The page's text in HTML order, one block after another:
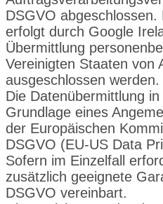
DSGVO
erfolgt durch Google
Übermittlung
Vereinigten Staaten von
ausgeschlossen werden.
Die Datenübermittlung
Grundlage eines
der Europäischen
DSGVO (EU‑US Data
Sofern im Einzelfall
zusätzlich geeignete
DSGVO vereinbart.